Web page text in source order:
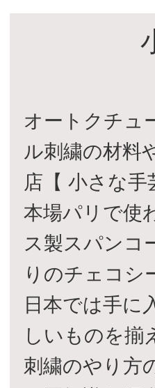
オートクチュ
ル刺繍の材料
店【 小さな
本場パリで使
ス製スパンコ
りのチェコシ
日本では手に
しいものを揃
刺繍のやり方